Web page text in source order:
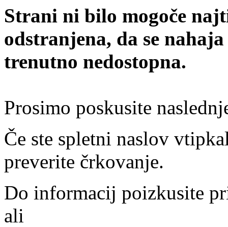
Strani ni bilo mogoče
odstranjena, da se
trenutno nedostopna.
Prosimo poskusite
Če ste spletni naslov
preverite črkovanje.
Do informacij poizkusite
ali